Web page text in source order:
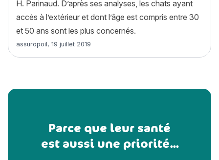
H. Parinaud. D’après ses analyses, les chats ayant
accès à l’extérieur et dont l’âge est compris entre 30
et 50 ans sont les plus concernés.
Article rédigé par
assuropoil, 19 juillet 2019
Parce que leur santé
est aussi une priorité...